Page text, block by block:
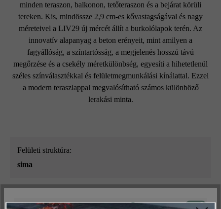
minden teraszon, balkonon, tetőteraszon és a bejárat körüli
tereken. Kis, mindössze 2,9 cm-es kővastagságával és nagy
méreteivel a LIV29 új mércét állít a burkolólapok terén. Az
innovatív alapanyag a beton erényeit, mint amilyen a
fagyállóság, a színtartósság, a megjelenés hosszú távú
megőrzése és a csekély méretkülönbség, egyesíti a hihetetlenül
széles színválasztékkal és felületmegmunkálási kínálattal. Ezzel
a modern teraszlappal megvalósítható számos különböző
lerakási minta.
Felületi struktúra:
sima
köd
Műszakilag és működéshez szükséges Aktív